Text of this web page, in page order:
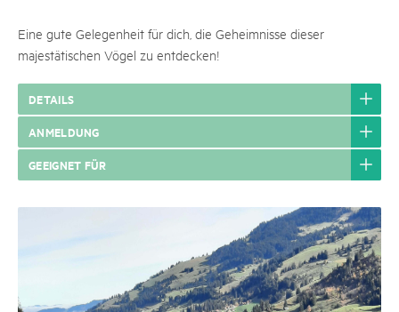
Eine gute Gelegenheit für dich, die Geheimnisse dieser
majestätischen Vögel zu entdecken!
DETAILS
ANMELDUNG
GEEIGNET FÜR